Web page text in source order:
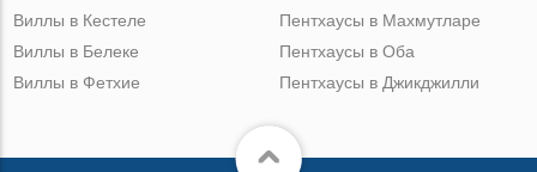
Виллы в Кестеле
Виллы в Белеке
Виллы в Фетхие
Пентхаусы в Махмутларе
Пентхаусы в Оба
Пентхаусы в Джикджилли